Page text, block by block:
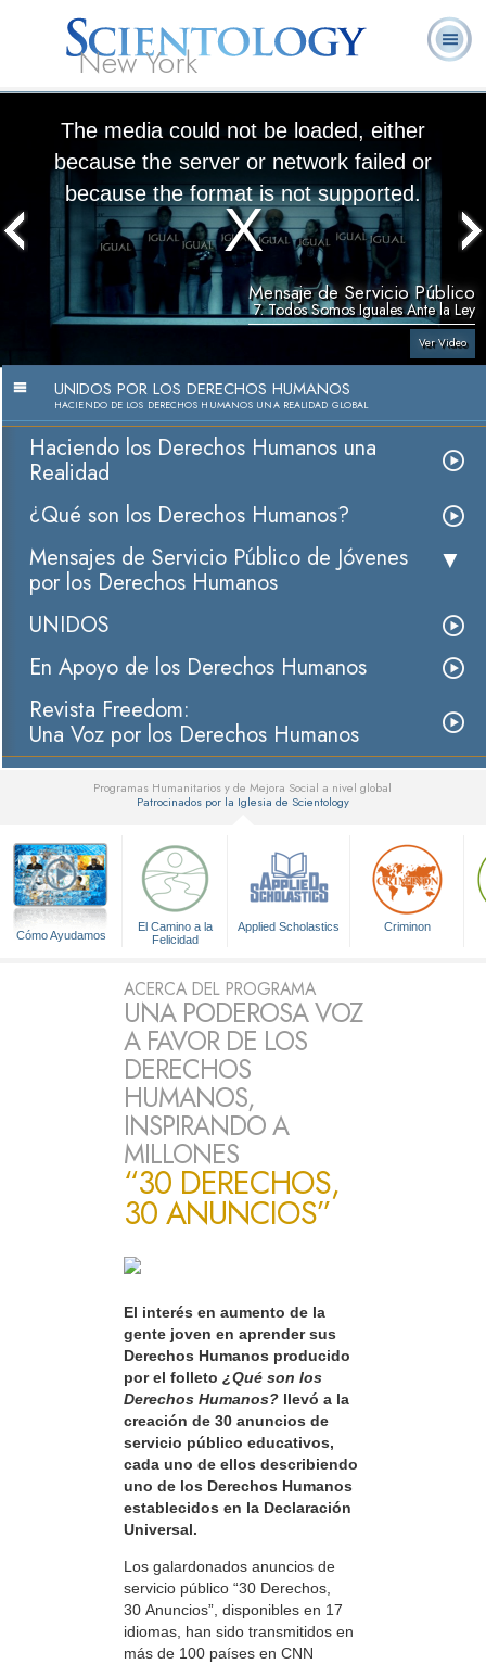
New York
The media could not be loaded, either
because the server or network failed or
because the format is not supported.
Mensaje de Servicio Público
7. Todos Somos Iguales Ante la Ley
Ver Video
UNIDOS POR LOS DERECHOS HUMANOS
HACIENDO DE LOS DERECHOS HUMANOS UNA REALIDAD GLOBAL
Haciendo los Derechos Humanos una
Realidad
¿Qué son los Derechos Humanos?
Mensajes de Servicio Público de Jóvenes
por los Derechos Humanos
UNIDOS
En Apoyo de los Derechos Humanos
Revista Freedom:
Una Voz por los Derechos Humanos
Programas Humanitarios y de Mejora Social a nivel global
Patrocinados por la Iglesia de Scientology
Cómo Ayudamos
El Camino a la
Felicidad
Applied Scholastics Criminon
ACERCA DEL PROGRAMA
UNA PODEROSA VOZ
A FAVOR DE LOS
DERECHOS
HUMANOS,
INSPIRANDO A
MILLONES
“30 DERECHOS,
30 ANUNCIOS”
El interés en aumento de la
gente joven en aprender sus
Derechos Humanos producido
por el folleto ¿Qué son los
Derechos Humanos? llevó a la
creación de 30 anuncios de
servicio público educativos,
cada uno de ellos describiendo
uno de los Derechos Humanos
establecidos en la Declaración
Universal.
Los galardonados anuncios de
servicio público “30 Derechos,
30 Anuncios”, disponibles en 17
idiomas, han sido transmitidos en
más de 100 países en CNN